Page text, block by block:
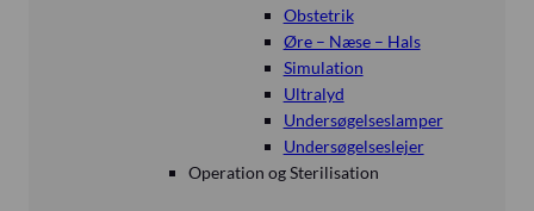
Obstetrik
Øre – Næse – Hals
Simulation
Ultralyd
Undersøgelseslamper
Undersøgelseslejer
Operation og Sterilisation